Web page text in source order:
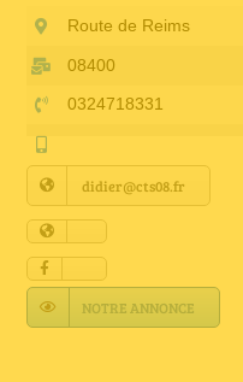
Petites annonces
Annuaire Fournisseurs
Actualités
Contact
Route de Reims
08400
0324718331
didier@cts08.fr
NOTRE ANNONCE